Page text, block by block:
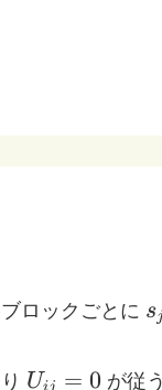
= U^{\top}
ロックごとに sj
U_{ij}=0
U = 0 が従